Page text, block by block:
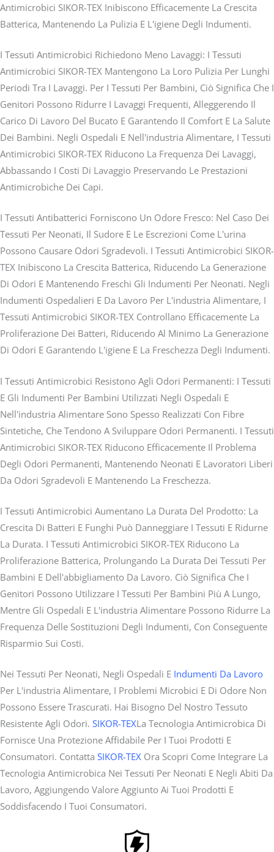
Antimicrobici SIKOR-TEX Inibiscono Efficacemente La Crescita
Batterica, Mantenendo La Pulizia E L'igiene Degli Indumenti.
I Tessuti Antimicrobici Richiedono Meno Lavaggi: I Tessuti
Antimicrobici SIKOR-TEX Mantengono La Loro Pulizia Per Lunghi
Periodi Tra I Lavaggi. Per I Tessuti Per Bambini, Ciò Significa Che I
Genitori Possono Ridurre I Lavaggi Frequenti, Alleggerendo Il
Carico Di Lavoro Del Bucato E Garantendo Il Comfort E La Salute
Dei Bambini. Negli Ospedali E Nell'industria Alimentare, I Tessuti
Antimicrobici SIKOR-TEX Riducono La Frequenza Dei Lavaggi,
Abbassando I Costi Di Lavaggio Preservando Le Prestazioni
Antimicrobiche Dei Capi.
I Tessuti Antibatterici Forniscono Un Odore Fresco: Nel Caso Dei
Tessuti Per Neonati, Il Sudore E Le Escrezioni Come L'urina
Possono Causare Odori Sgradevoli. I Tessuti Antimicrobici SIKOR-
TEX Inibiscono La Crescita Batterica, Riducendo La Generazione
Di Odori E Mantenendo Freschi Gli Indumenti Per Neonati. Negli
Indumenti Ospedalieri E Da Lavoro Per L'industria Alimentare, I
Tessuti Antimicrobici SIKOR-TEX Controllano Efficacemente La
Proliferazione Dei Batteri, Riducendo Al Minimo La Generazione
Di Odori E Garantendo L'igiene E La Freschezza Degli Indumenti.
I Tessuti Antimicrobici Resistono Agli Odori Permanenti: I Tessuti
E Gli Indumenti Per Bambini Utilizzati Negli Ospedali E
Nell'industria Alimentare Sono Spesso Realizzati Con Fibre
Sintetiche, Che Tendono A Sviluppare Odori Permanenti. I Tessuti
Antimicrobici SIKOR-TEX Riducono Efficacemente Il Problema
Degli Odori Permanenti, Mantenendo Neonati E Lavoratori Liberi
Da Odori Sgradevoli E Mantenendo La Freschezza.
I Tessuti Antimicrobici Aumentano La Durata Del Prodotto: La
Crescita Di Batteri E Funghi Può Danneggiare I Tessuti E Ridurne
La Durata. I Tessuti Antimicrobici SIKOR-TEX Riducono La
Proliferazione Batterica, Prolungando La Durata Dei Tessuti Per
Bambini E Dell'abbigliamento Da Lavoro. Ciò Significa Che I
Genitori Possono Utilizzare I Tessuti Per Bambini Più A Lungo,
Mentre Gli Ospedali E L'industria Alimentare Possono Ridurre La
Frequenza Delle Sostituzioni Degli Indumenti, Con Conseguente
Risparmio Sui Costi.
Nei Tessuti Per Neonati, Negli Ospedali E Indumenti Da Lavoro
Per L'industria Alimentare, I Problemi Microbici E Di Odore Non
Possono Essere Trascurati. Hai Bisogno Del Nostro Tessuto
Resistente Agli Odori. SIKOR-TEXLa Tecnologia Antimicrobica Di
Fornisce Una Protezione Affidabile Per I Tuoi Prodotti E
Consumatori. Contatta SIKOR-TEX Ora Scopri Come Integrare La
Tecnologia Antimicrobica Nei Tessuti Per Neonati E Negli Abiti Da
Lavoro, Aggiungendo Valore Aggiunto Ai Tuoi Prodotti E
Soddisfacendo I Tuoi Consumatori.